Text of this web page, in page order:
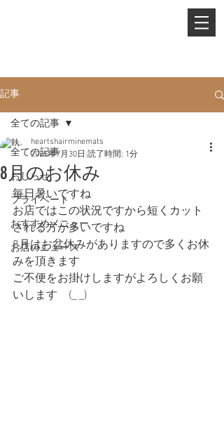
記事
全ての記事
おしらせ
プライベート
おすすめメニュー
お店のニュース
全ての記事
8月のお休み
heartshairminemats
2025年7月30日 読了時間: 1分
毎日暑いですね
お店ではこの状況ですから短くカット
される方が多いですね
8月はお盆休みがありますので多くお休
みを頂きます
ご不便をお掛けしますがよろしくお願
いします　(_ _)